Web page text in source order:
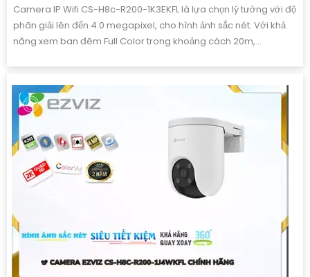
CAMERA EZVIZ CS-H8X-R100-8H4WKFL
Giá Khuyến Mại: 45%
CS-H8x-R100-8H4WKFL là camera có thể zoom và thu phóng
vật thể, có thể nhìn có màu vào ban đêm với khoảng cách 20m,
tích hợp micro và loa giúp đàm thoại 2 chiều, cho ra hình ảnh
2K+ sắc nét, có thể báo động chủ động bằng còi và đèn